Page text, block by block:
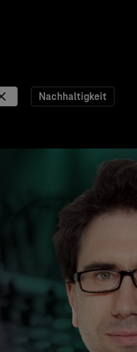
Nachhaltigkeit